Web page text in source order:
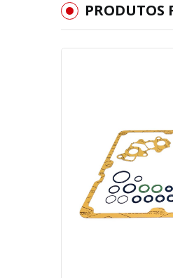
PRODUTOS